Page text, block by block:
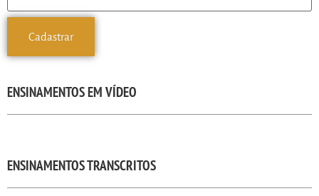
ENSINAMENTOS EM VÍDEO
ENSINAMENTOS TRANSCRITOS